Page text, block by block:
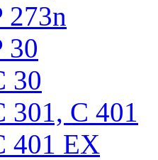
273n
30
30
301, C 401
401 EX